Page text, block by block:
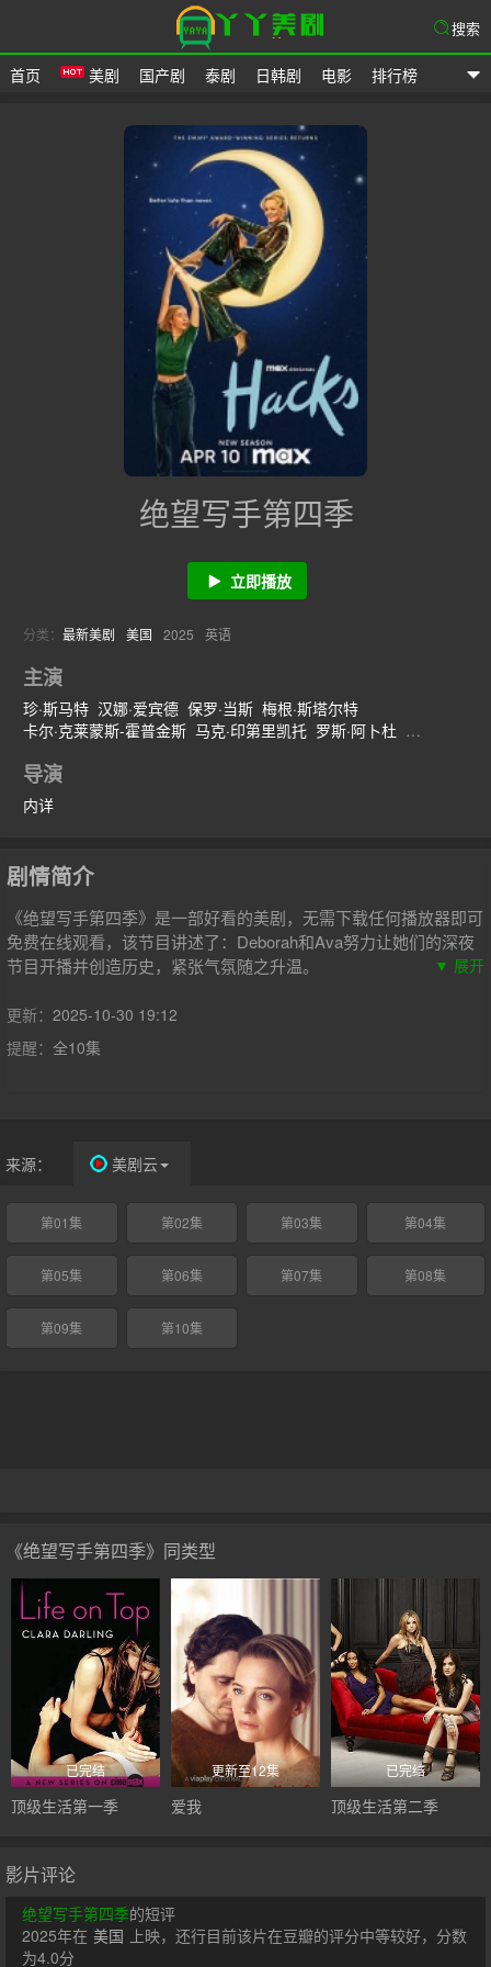
首页 美剧 国产剧 泰剧 日韩剧 电影 排行榜
搜索
绝望写手第四季
立即播放
分类： 最新美剧 美国 2025 英语
主演
珍·斯马特 汉娜·爱宾德 保罗·当斯 梅根·斯塔尔特
卡尔·克莱蒙斯-霍普金斯 马克·印第里凯托 罗斯·阿卜杜
导演
内详
剧情简介
《绝望写手第四季》是一部好看的美剧，无需下载任何播放器即可
免费在线观看，该节目讲述了：Deborah和Ava努力让她们的深夜
节目开播并创造历史，紧张气氛随之升温。
▼ 展开
更新： 2025-10-30 19:12
提醒： 全10集
来源： 美剧云
第01集 第02集 第03集 第04集
第05集 第06集 第07集 第08集
第09集 第10集
《绝望写手第四季》同类型
已完结
顶级生活第一季
更新至12集
爱我
已完结
顶级生活第二季
影片评论
绝望写手第四季的短评
2025年在 美国 上映，还行目前该片在豆瓣的评分中等较好，分数
为4.0分